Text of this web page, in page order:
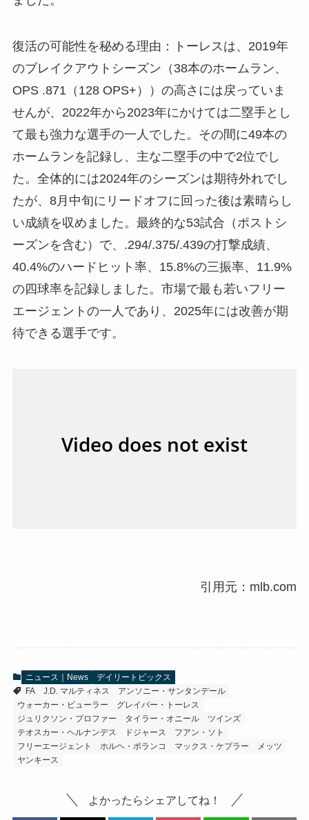
復活の可能性を秘める理由：トーレスは、2019年
のブレイクアウトシーズン（38本のホームラン、
OPS .871（128 OPS+））の高さには戻っていま
せんが、2022年から2023年にかけては二塁手とし
て最も強力な選手の一人でした。その間に49本の
ホームランを記録し、主な二塁手の中で2位でし
た。全体的には2024年のシーズンは期待外れでし
たが、8月中旬にリードオフに回った後は素晴らし
い成績を収めました。最終的な53試合（ポストシ
ーズンを含む）で、.294/.375/.439の打撃成績、
40.4%のハードヒット率、15.8%の三振率、11.9%
の四球率を記録しました。市場で最も若いフリー
エージェントの一人であり、2025年には改善が期
待できる選手です。
引用元：mlb.com
ニュース｜News
デイリートピックス
FA
J.D. マルティネス
アンソニー・サンタンデール
ウォーカー・ビューラー
グレイバー・トーレス
ジュリクソン・プロファー
タイラー・オニール
ツインズ
テオスカー・ヘルナンデス
ドジャース
フアン・ソト
フリーエージェント
ホルヘ・ポランコ マックス・ケプラー
メッツ
ヤンキース
よかったらシェアしてね！